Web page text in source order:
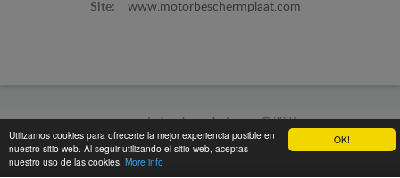
OK!
Utilizamos cookies para ofrecerte la mejor experiencia posible en
nuestro sitio web. Al seguir utilizando el sitio web, aceptas
nuestro uso de las cookies. More info
Site: www.motorbeschermplaat.com
www.motorbeschermplaat.com -© 2026